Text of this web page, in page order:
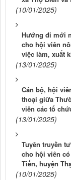
(10/01/2025)
Hướng đi mới
cho hội viên
việc làm, xuất
(13/01/2025)
Cán bộ, hội
thoại giữa
viên các tổ
(13/01/2025)
Tuyên truyền
cho hội viên
Tiến, huyện
(10/01/2025)